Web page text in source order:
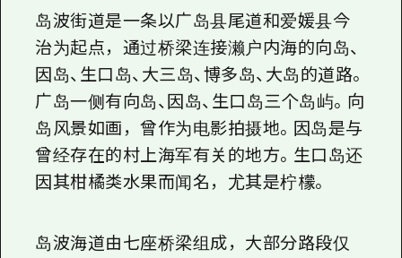
岛波街道是一条以广岛县尾道和爱媛县今
治为起点，通过桥梁连接濑户内海的向岛、
因岛、生口岛、大三岛、博多岛、大岛的道路。
广岛一侧有向岛、因岛、生口岛三个岛屿。向
岛风景如画，曾作为电影拍摄地。因岛是与
曾经存在的村上海军有关的地方。生口岛还
因其柑橘类水果而闻名，尤其是柠檬。
岛波海道由七座桥梁组成，大部分路段仅